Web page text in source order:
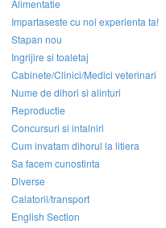
Alimentatie
Impartaseste cu noi experienta ta!
Stapan nou
Ingrijire si toaletaj
Cabinete/Clinici/Medici veterinari
Nume de dihori si alinturi
Reproductie
Concursuri si intalniri
Cum invatam dihorul la litiera
Sa facem cunostinta
Diverse
Calatorii/transport
English Section